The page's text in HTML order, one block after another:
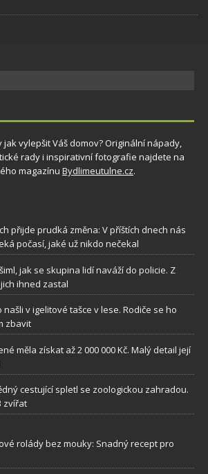
vylepšit Váš domov? Originální nápady,
rady i inspirativní fotografie najdete na
magazínu Bydlimeutulne.cz.
přijde prudká změna: V příštích dnech nás
počasí, jaké už nikdo nečekal
jak se skupina lidí naváží do policie. Z
ihned zastal
v igelitové tašce v lese. Rodiče se ho
zbavit
měla získat až 2 000 000 Kč. Malý detail její
cestující spletl se zoologickou zahradou.
zvířat
rolády bez mouky: Snadný recept pro